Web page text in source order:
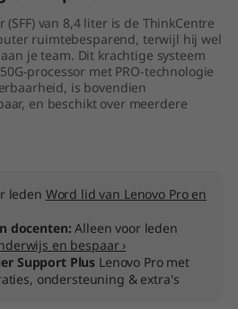
van 8,4 liter is de ThinkCentre
ruimtebesparend, terwijl hij wel
je team. Dit krachtige systeem
processor met PRO-technologie
is bovendien
en beschikt over meerdere
leden Word lid van Lenovo Pro en
docenten:Alleen voor leden
en bespaar ›
Support Plus Lenovo Pro met
ondersteuning & extra's